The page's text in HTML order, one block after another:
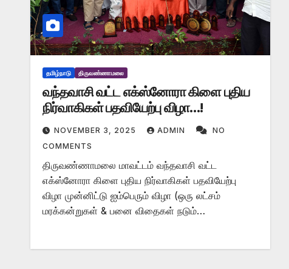
தமிழ்நாடு திருவண்ணாமலை
வந்தவாசி வட்ட எக்ஸ்னோரா கிளை புதிய
நிர்வாகிகள் பதவியேற்பு விழா…!
NOVEMBER 3, 2025 ADMIN
NO
COMMENTS
திருவண்ணாமலை மாவட்டம் வந்தவாசி வட்ட
எக்ஸ்னோரா கிளை புதிய நிர்வாகிகள் பதவியேற்பு
விழா முன்னிட்டு ஐம்பெரும் விழா (ஒரு லட்சம்
மரக்கன்றுகள் & பனை விதைகள் நடும்…